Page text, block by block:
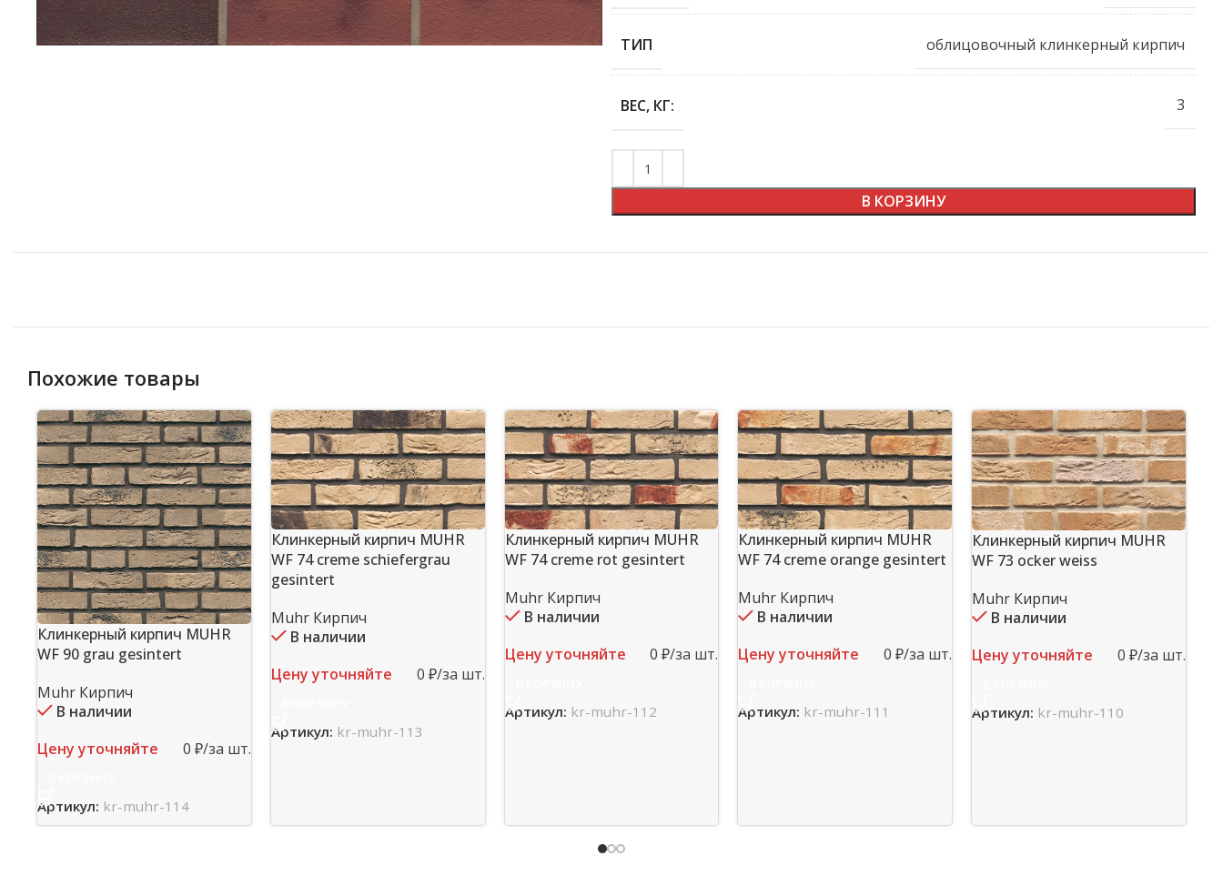
ТИП облицовочный клинкерный кирпич
ВЕС, КГ: 3
В КОРЗИНУ
Похожие товары
Клинкерный кирпич MUHR
WF 90 grau gesintert
Muhr Кирпич
В наличии
Цену уточняйте
0 ₽/за шт.
Артикул: kr-muhr-114
Клинкерный кирпич MUHR
WF 74 creme schiefergrau
gesintert
Muhr Кирпич
В наличии
Цену уточняйте
0 ₽/за шт.
Артикул: kr-muhr-113
Клинкерный кирпич MUHR
WF 74 creme rot gesintert
Muhr Кирпич
В наличии
Цену уточняйте
0 ₽/за шт.
Артикул: kr-muhr-112
Клинкерный кирпич MUHR
WF 74 creme orange gesintert
Muhr Кирпич
В наличии
Цену уточняйте
0 ₽/за шт.
Артикул: kr-muhr-111
Клинкерный кирпич MUHR
WF 73 ocker weiss
Muhr Кирпич
В наличии
Цену уточняйте
0 ₽/за шт.
Артикул: kr-muhr-110